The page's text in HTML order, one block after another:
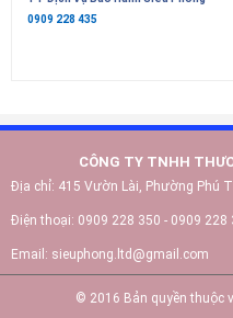
0909 228 435
CÔNG TY TNHH
Địa chỉ: 415 Vườn Lài, Phường Phú
Điện thoại: 0909 228 350 - 0909 228
Email: sieuphong.ltd@gmail.com
© 2016 Bản quyền thuộc